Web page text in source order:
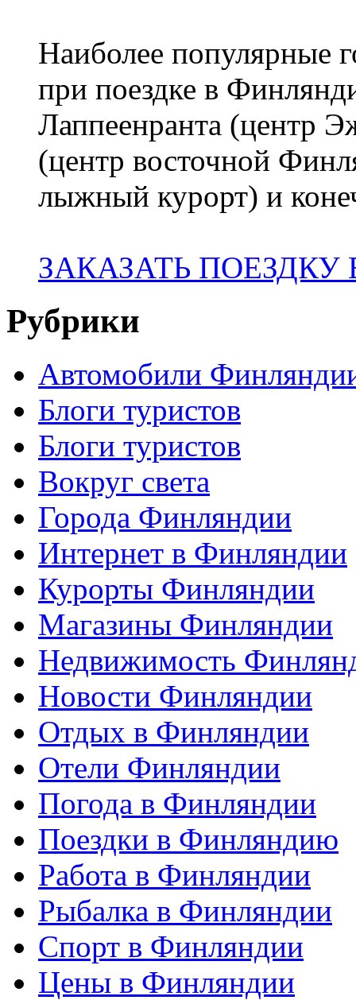
Наиболее популярные
при поездке в
Лаппеенранта (центр
(центр восточной
лыжный курорт) и
ЗАКАЗАТЬ
Рубрики
Автомобили
Блоги туристов
Блоги туристов
Вокруг света
Города Финляндии
Интернет в Финляндии
Курорты Финляндии
Магазины Финляндии
Недвижимость
Новости Финляндии
Отдых в Финляндии
Отели Финляндии
Погода в Финляндии
Поездки в Финляндию
Работа в Финляндии
Рыбалка в Финляндии
Спорт в Финляндии
Цены в Финляндии